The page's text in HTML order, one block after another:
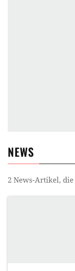
NEWS
2 News-Artikel, die